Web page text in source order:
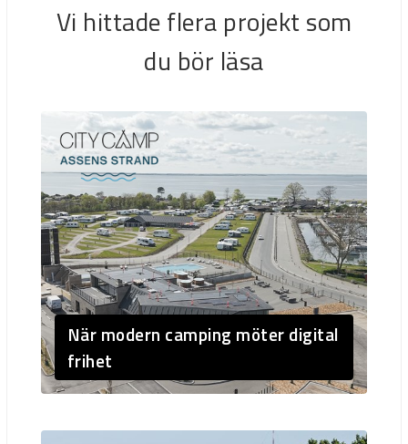
Vi hittade flera projekt som
du bör läsa
När modern camping möter digital
frihet